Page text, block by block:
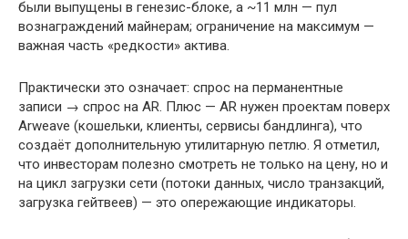
были выпущены в генезис-блоке, а ~11 млн — пул
вознаграждений майнерам; ограничение на максимум —
важная часть «редкости» актива.
Практически это означает: спрос на перманентные
записи → спрос на AR. Плюс — AR нужен проектам поверх
Arweave (кошельки, клиенты, сервисы бандлинга), что
создаёт дополнительную утилитарную петлю. Я отметил,
что инвесторам полезно смотреть не только на цену, но и
на цикл загрузки сети (потоки данных, число транзакций,
загрузка гейтвеев) — это опережающие индикаторы.